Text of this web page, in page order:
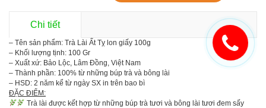
Chi tiết
– Tên sản phẩm: Trà Lài Ất Tỵ lon giấy 100g
– Khối lượng tịnh: 100 Gr
– Xuất xứ: Bảo Lộc, Lâm Đồng, Việt Nam
– Thành phần: 100% từ những búp trà và bông lài
– HSD: 2 năm kể từ ngày SX in trên bao bì
ĐẶC ĐIỂM:
Trà lài được kết hợp từ những búp trà tươi và bông lài tươi đem sấy